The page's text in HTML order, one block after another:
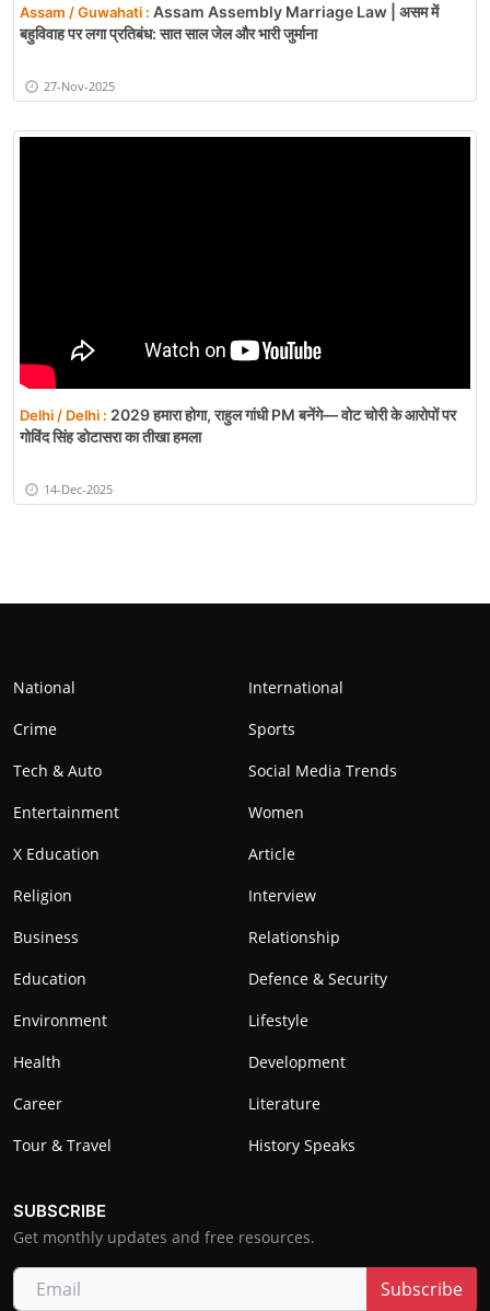
Assam / Guwahati : Assam Assembly Marriage Law | असम में
बहुविवाह पर लगा प्रतिबंध: सात साल जेल और भारी जुर्माना
27-Nov-2025
Delhi / Delhi : 2029 हमारा होगा, राहुल गांधी PM बनेंगे— वोट चोरी के आरोपों पर
गोविंद सिंह डोटासरा का तीखा हमला
14-Dec-2025
National
International
Crime
Sports
Tech & Auto
Social Media Trends
Entertainment
Women
X Education
Article
Religion
Interview
Business
Relationship
Education
Defence & Security
Environment
Lifestyle
Health
Development
Career
Literature
Tour & Travel
History Speaks
SUBSCRIBE
Get monthly updates and free resources.
Subscribe